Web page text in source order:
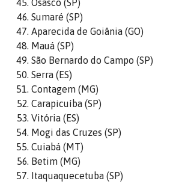
Osasco (SP)
Sumaré (SP)
Aparecida de Goiânia (GO)
Mauá (SP)
São Bernardo do Campo (SP)
Serra (ES)
Contagem (MG)
Carapicuíba (SP)
Vitória (ES)
Mogi das Cruzes (SP)
Cuiabá (MT)
Betim (MG)
Itaquaquecetuba (SP)